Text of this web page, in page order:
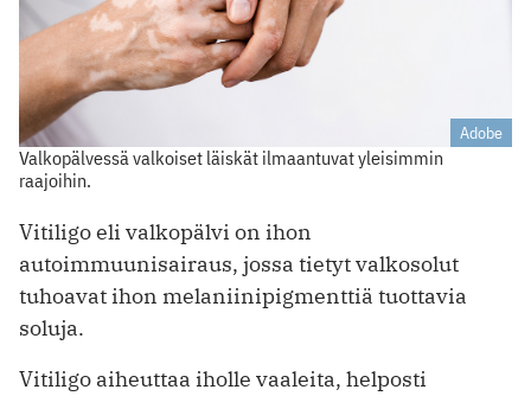
Adobe
Valkopälvessä valkoiset läiskät ilmaantuvat yleisimmin
raajoihin.
Vitiligo eli valkopälvi on ihon
autoimmuunisairaus, jossa tietyt valkosolut
tuhoavat ihon melaniinipigmenttiä tuottavia
soluja.
Vitiligo aiheuttaa iholle vaaleita, helposti